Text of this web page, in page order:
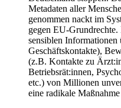
Metadaten aller
genommen nackt im
gegen EU-
sensiblen Informationen
Geschäftskontakte),
(z.B. Kontakte zu
Betriebsrät:innen,
etc.) von Millionen
eine radikale